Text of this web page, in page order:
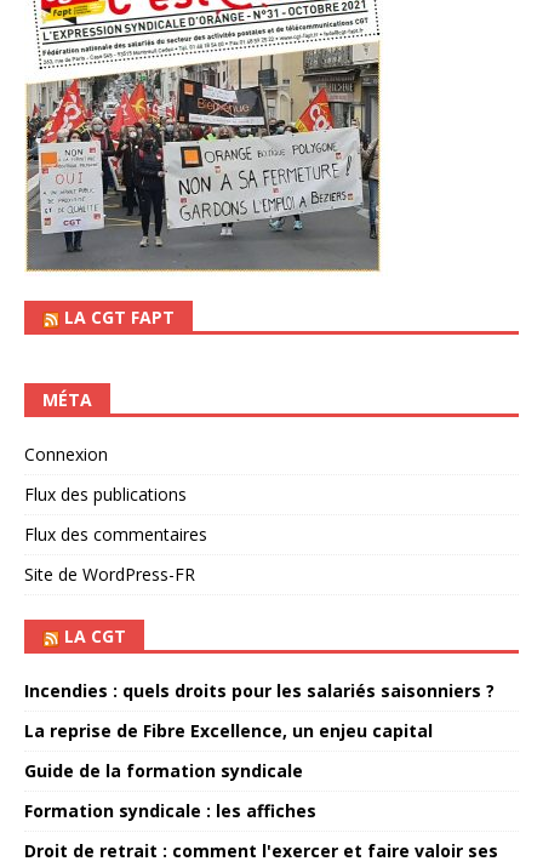
LA CGT FAPT
MÉTA
Connexion
Flux des publications
Flux des commentaires
Site de WordPress-FR
LA CGT
Incendies : quels droits pour les salariés saisonniers ?
La reprise de Fibre Excellence, un enjeu capital
Guide de la formation syndicale
Formation syndicale : les affiches
Droit de retrait : comment l'exercer et faire valoir ses